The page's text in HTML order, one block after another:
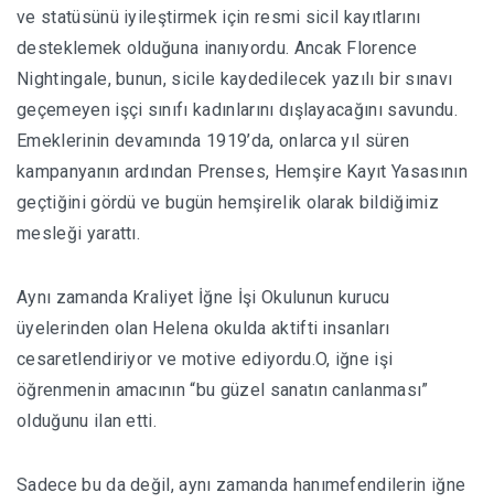
ve statüsünü iyileştirmek için resmi sicil kayıtlarını
desteklemek olduğuna inanıyordu. Ancak Florence
Nightingale, bunun, sicile kaydedilecek yazılı bir sınavı
geçemeyen işçi sınıfı kadınlarını dışlayacağını savundu.
Emeklerinin devamında 1919’da, onlarca yıl süren
kampanyanın ardından Prenses, Hemşire Kayıt Yasasının
geçtiğini gördü ve bugün hemşirelik olarak bildiğimiz
mesleği yarattı.
Aynı zamanda Kraliyet İğne İşi Okulunun kurucu
üyelerinden olan Helena okulda aktifti insanları
cesaretlendiriyor ve motive ediyordu.O, iğne işi
öğrenmenin amacının “bu güzel sanatın canlanması”
olduğunu ilan etti.
Sadece bu da değil, aynı zamanda hanımefendilerin iğne